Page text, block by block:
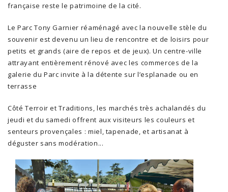
française reste le patrimoine de la cité.
Le Parc Tony Garnier réaménagé avec la nouvelle stèle du
souvenir est devenu un lieu de rencontre et de loisirs pour
petits et grands (aire de repos et de jeux). Un centre-ville
attrayant entièrement rénové avec les commerces de la
galerie du Parc invite à la détente sur l’esplanade ou en
terrasse
Côté Terroir et Traditions, les marchés très achalandés du
jeudi et du samedi offrent aux visiteurs les couleurs et
senteurs provençales : miel, tapenade, et artisanat à
déguster sans modération...